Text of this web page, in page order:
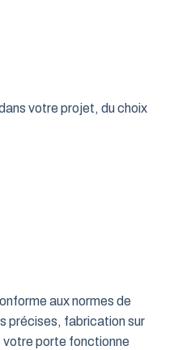
les propriétaires qui
maximal à l’intérieur.
votre projet, du choix
aux normes de
précises, fabrication sur
votre porte fonctionne